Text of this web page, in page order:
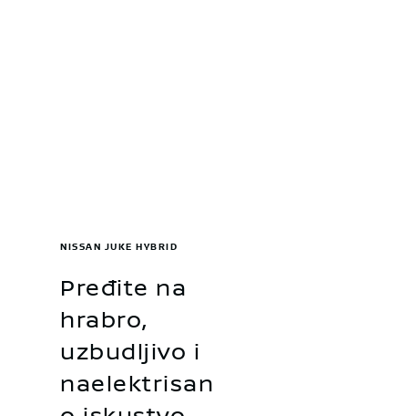
Pređite na
hrabro,
uzbudljivo i
naelektrisan
NISSAN JUKE HYBRID